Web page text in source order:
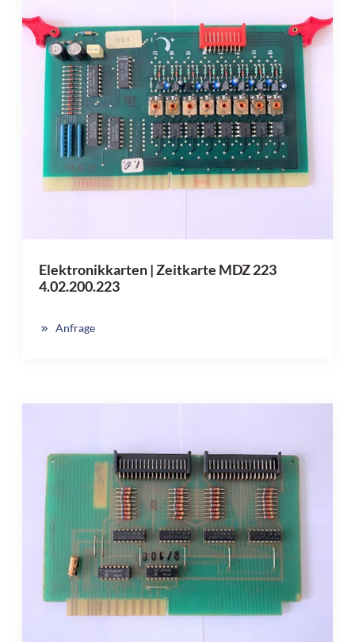
Elektronikkarten | Zeitkarte MDZ 223
4.02.200.223
Anfrage